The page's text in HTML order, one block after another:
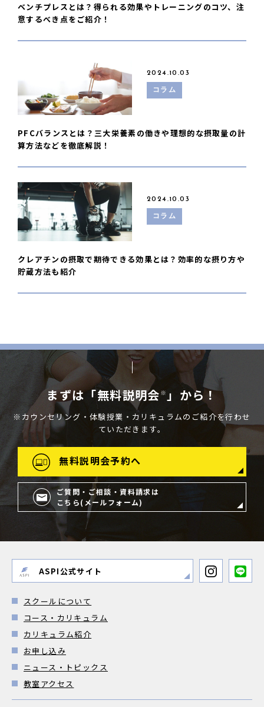
ベンチプレスとは？得られる効果やトレーニングのコツ、注
意するべき点をご紹介！
2024.10.03
コラム
PFCバランスとは？三大栄養素の働きや理想的な摂取量の計
算方法などを徹底解説！
2024.10.03
コラム
クレアチンの摂取で期待できる効果とは？効率的な摂り方や
貯蔵方法も紹介
まずは「無料説明会 ※ 」から！
※カウンセリング・体験授業・カリキュラムのご紹介を行わせ
ていただきます。
無料説明会予約へ
ご質問・ご相談・資料請求は
こちら(メールフォーム)
ASPI公式サイト
スクールについて
コース・カリキュラム
カリキュラム紹介
お申し込み
ニュース・トピックス
教室アクセス